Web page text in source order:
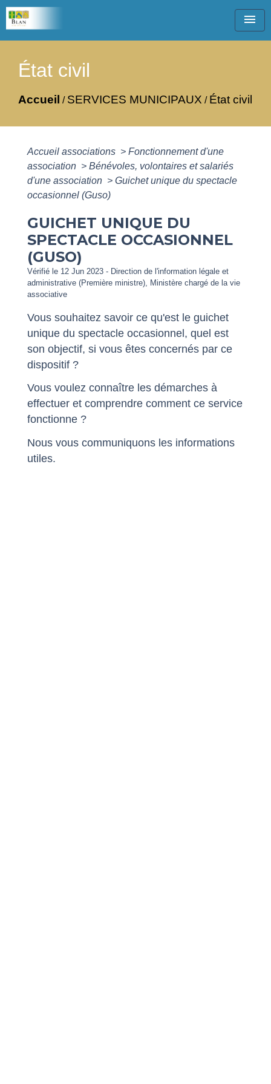
menu
État civil
Accueil / SERVICES MUNICIPAUX / État civil
Accueil associations > Fonctionnement d'une
association > Bénévoles, volontaires et salariés
d'une association > Guichet unique du spectacle
occasionnel (Guso)
GUICHET UNIQUE DU
SPECTACLE OCCASIONNEL
(GUSO)
Vérifié le 12 Jun 2023 - Direction de l'information légale et
administrative (Première ministre), Ministère chargé de la vie
associative
Vous souhaitez savoir ce qu'est le guichet
unique du spectacle occasionnel, quel est
son objectif, si vous êtes concernés par ce
dispositif ?
Vous voulez connaître les démarches à
effectuer et comprendre comment ce service
fonctionne ?
Nous vous communiquons les informations
utiles.